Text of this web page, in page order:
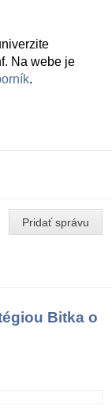
Na webe je
.
Pridať správu
Bitka o